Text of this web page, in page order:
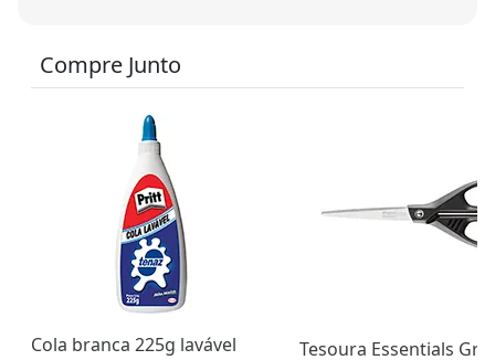
Compre Junto
Cola branca 225g lavável
Tesoura Essentials